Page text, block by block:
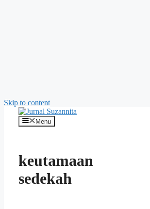
Skip to content
Menu
keutamaan
sedekah